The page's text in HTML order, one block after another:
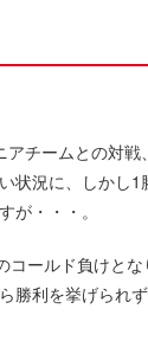
チームとの対
状況に、しかし
が・・・。
コールド負けと
勝利を挙げられ